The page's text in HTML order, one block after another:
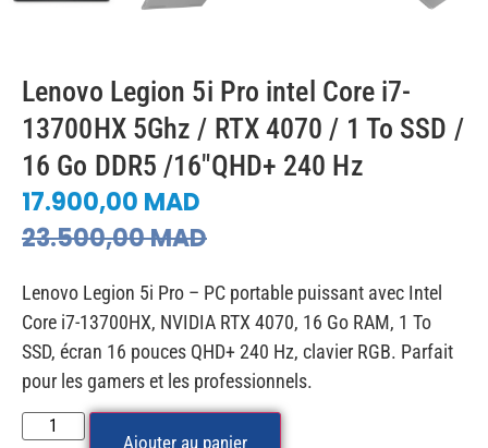
Lenovo Legion 5i Pro intel Core i7-
13700HX 5Ghz / RTX 4070 / 1 To SSD /
16 Go DDR5 /16″QHD+ 240 Hz
23.500,00MAD
17.900,00 MAD
Lenovo Legion 5i Pro – PC portable puissant avec Intel
Core i7-13700HX, NVIDIA RTX 4070, 16 Go RAM, 1 To
SSD, écran 16 pouces QHD+ 240 Hz, clavier RGB. Parfait
pour les gamers et les professionnels.
Ajouter au panier